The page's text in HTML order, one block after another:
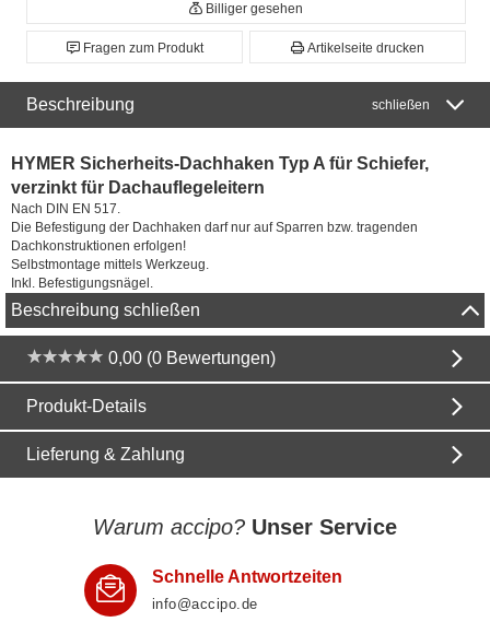
Billiger gesehen
Fragen zum Produkt Artikelseite drucken
Beschreibung schließen
HYMER Sicherheits-Dachhaken Typ A für Schiefer,
verzinkt für Dachauflegeleitern
Nach DIN EN 517.
Die Befestigung der Dachhaken darf nur auf Sparren bzw. tragenden
Dachkonstruktionen erfolgen!
Selbstmontage mittels Werkzeug.
Inkl. Befestigungsnägel.
Beschreibung schließen
0,00 (0 Bewertungen)
Produkt-Details
Lieferung & Zahlung
Warum accipo? Unser Service
Schnelle Antwortzeiten
info@accipo.de